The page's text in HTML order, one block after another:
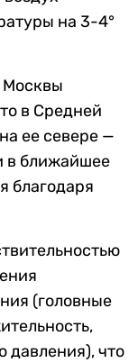
на 3-4°
Москвы
в Средней
ее севере —
в ближайшее
благодаря
(головные
давления), что